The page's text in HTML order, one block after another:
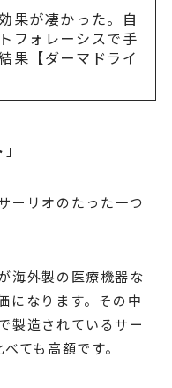
果が凄かった。自
フォレーシスで手
果【ダーマドライ
ーリオのたった一つ
海外製の医療機器な
になります。その中
製造されているサー
ても高額です。